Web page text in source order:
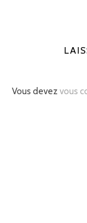
Vous devez vous